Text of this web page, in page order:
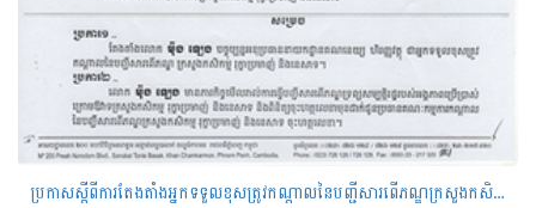
ប្រកាសស្តីពីការតែងតាំងអ្នកទទួលខុសត្រូវកណ្តាលនៃបញ្ជីសារពើភណ្ឌក្រសួងកសិកម្ម រុក្ខាប្រមាញ់ និងនេសាទ